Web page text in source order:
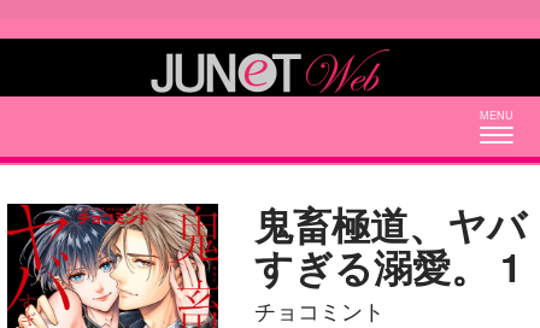
鬼畜極道、ヤバ
すぎる溺愛。 1
チョコミント